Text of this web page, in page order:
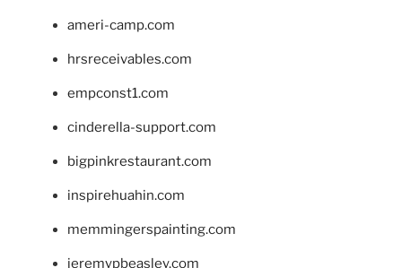
ameri-camp.com
hrsreceivables.com
empconst1.com
cinderella-support.com
bigpinkrestaurant.com
inspirehuahin.com
memmingerspainting.com
jeremypbeasley.com